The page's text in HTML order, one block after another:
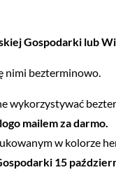
Gospodarki lub
nimi bezterminowo.
mailem za darmo.
w kolorze
15